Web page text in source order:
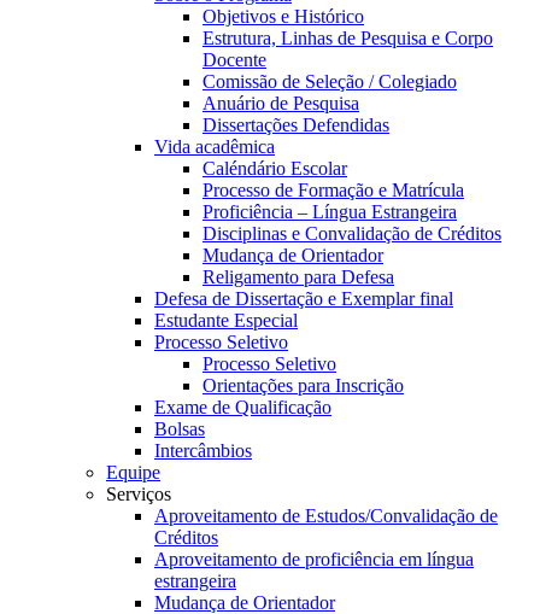
Objetivos e Histórico
Estrutura, Linhas de Pesquisa e Corpo
Docente
Comissão de Seleção / Colegiado
Anuário de Pesquisa
Dissertações Defendidas
Vida acadêmica
Caléndário Escolar
Processo de Formação e Matrícula
Proficiência – Língua Estrangeira
Disciplinas e Convalidação de Créditos
Mudança de Orientador
Religamento para Defesa
Defesa de Dissertação e Exemplar final
Estudante Especial
Processo Seletivo
Processo Seletivo
Orientações para Inscrição
Exame de Qualificação
Bolsas
Intercâmbios
Equipe
Serviços
Aproveitamento de Estudos/Convalidação de
Créditos
Aproveitamento de proficiência em língua
estrangeira
Mudança de Orientador